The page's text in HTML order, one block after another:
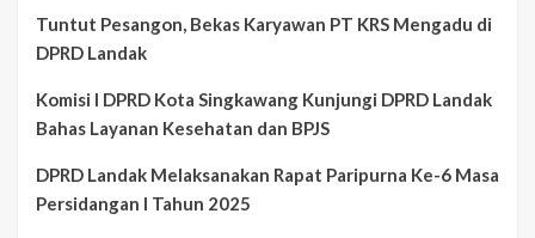
Tuntut Pesangon, Bekas Karyawan PT KRS Mengadu di
DPRD Landak
Komisi I DPRD Kota Singkawang Kunjungi DPRD Landak
Bahas Layanan Kesehatan dan BPJS
DPRD Landak Melaksanakan Rapat Paripurna Ke-6 Masa
Persidangan I Tahun 2025